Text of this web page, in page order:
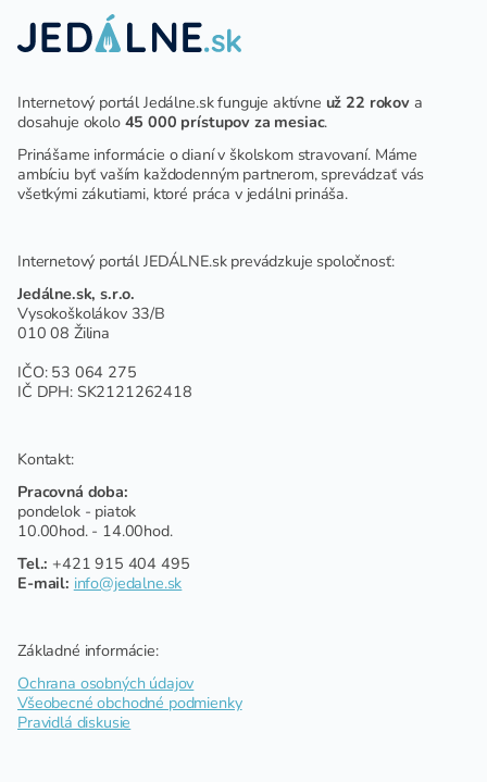
Internetový portál Jedálne.sk funguje aktívne už 22 rokova
dosahuje okolo 45 000 prístupov za mesiac.
Prinášame informácie o dianí v školskom stravovaní. Máme
ambíciu byť vaším každodenným partnerom, sprevádzať vás
všetkými zákutiami, ktoré práca v jedálni prináša.
Internetový portál JEDÁLNE.sk prevádzkuje spoločnosť:
Jedálne.sk, s.r.o.
Vysokoškolákov 33/B
010 08 Žilina
IČO: 53 064 275
IČ DPH: SK2121262418
Kontakt:
Pracovná doba:
pondelok - piatok
10.00hod. - 14.00hod.
Tel.: +421 915 404 495
E-mail: info@jedalne.sk
Základné informácie:
Ochrana osobných údajov
Všeobecné obchodné podmienky
Pravidlá diskusie